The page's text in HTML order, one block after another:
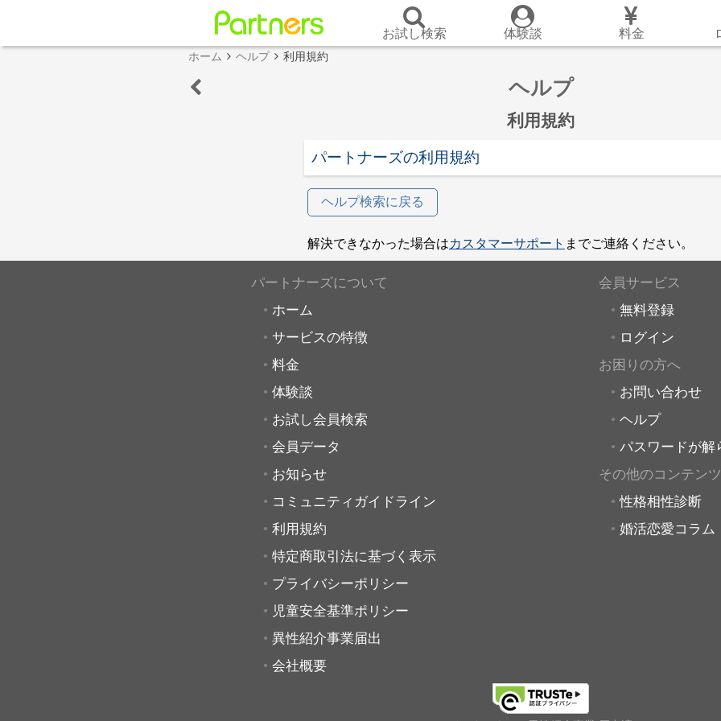
お試し検索 体験談 料金
ホーム ヘルプ 利用規約
ヘルプ
利用規約
パートナーズの利用規約
ヘルプ検索に戻る
解決できなかった場合はカスタマーサポート までご連絡ください。
パートナーズについて
ホーム
サービスの特徴
料金
体験談
お試し会員検索
会員データ
お知らせ
コミュニティガイドライン
利用規約
特定商取引法に基づく表示
プライバシーポリシー
児童安全基準ポリシー
異性紹介事業届出
会社概要
会員サービス
無料登録
ログイン
お困りの方へ
お問い合わせ
ヘルプ
パスワードが解
その他のコンテンツ
性格相性診断
婚活恋愛コラム